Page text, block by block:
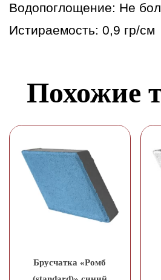
Водопоглощение: Не
Истираемость: 0,9 гр/см
Похожие
Брусчатка «Ромб